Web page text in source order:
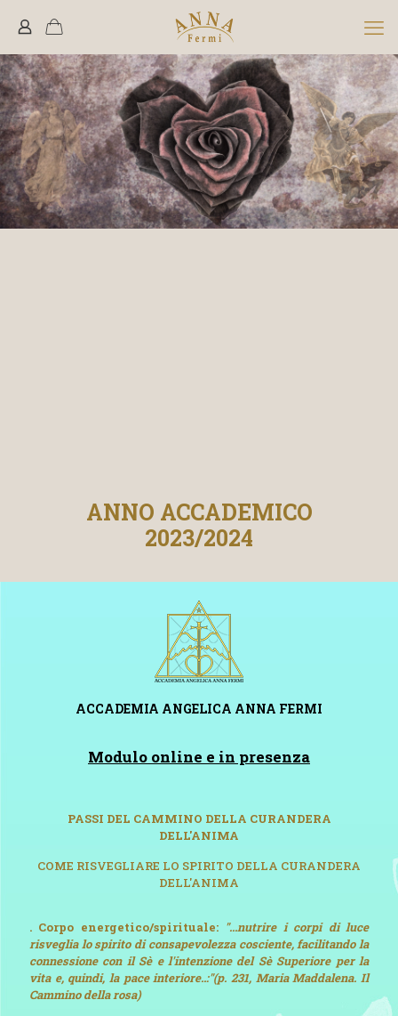
ANNO ACCADEMICO
2023/2024
ACCADEMIA ANGELICA ANNA FERMI
Modulo online e in presenza
PASSI DEL CAMMINO DELLA CURANDERA
DELL'ANIMA
COME RISVEGLIARE LO SPIRITO DELLA CURANDERA
DELL'ANIMA
. Corpo energetico/spirituale: "...nutrire i corpi di luce
risveglia lo spirito di consapevolezza cosciente, facilitando la
connessione con il Sè e l'intenzione del Sè Superiore per la
vita e, quindi, la pace interiore..:"(p. 231, Maria Maddalena. Il
Cammino della rosa)